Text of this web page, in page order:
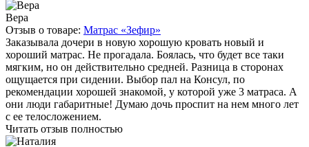
Вера
Отзыв о товаре: Матрас «Зефир»
Заказывала дочери в новую хорошую кровать новый и
хороший матрас. Не прогадала. Боялась, что будет все таки
мягким, но он действительно средней. Разница в сторонах
ощущается при сидении. Выбор пал на Консул, по
рекомендации хорошей знакомой, у которой уже 3 матраса. А
они люди габаритные! Думаю дочь проспит на нем много лет
с ее телосложением.
Читать отзыв полностью